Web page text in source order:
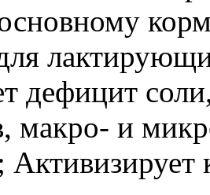
дефицит
макро- и